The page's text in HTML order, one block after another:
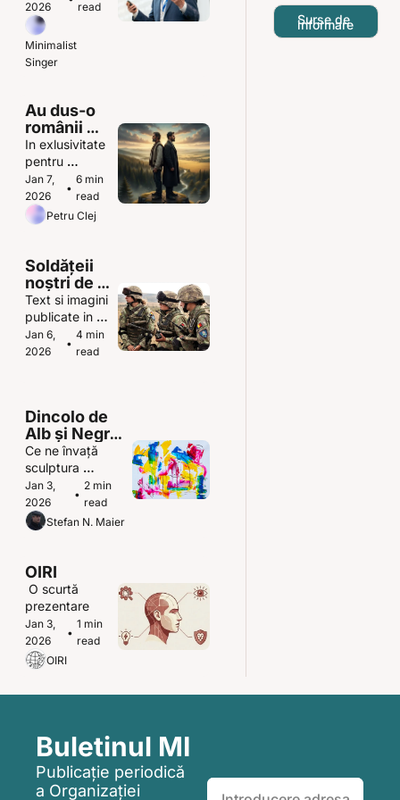
poate
simplifica
haosul din
spitale
2026
read
Minimalist
Singer
Au dus-o
românii
mai bine
când le-a
fost
evreilor
rău?
In exlusivitate
pentru
Buletinul MI
Jan 7,
2026
•
6 min
read
Petru Clej
Soldățeii
noștri de
plumb
Text si imagini
publicate in
pagina
Facebook a
Jan 6,
2026
•
4 min
read
Dincolo de
Alb și Negru:
Iluzia
Perspectivei
Ce ne învață
sculptura
anamorfică
despre adevăr și
manipulare
Jan 3,
2026
•
2 min
read
Stefan N. Maier
O scurtă
prezentare
Jan 3,
2026
•
1 min
read
OIRI
Surse de
informare
Buletinul MI
Publicație periodică
a Organizației